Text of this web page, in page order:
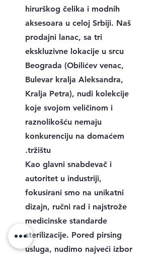
hirurškog čelika i modnih
aksesoara u celoj Srbiji. Naš
prodajni lanac, sa tri
ekskluzivne lokacije u srcu
Beograda (Obilićev venac,
Bulevar kralja Aleksandra,
Kralja Petra), nudi kolekcije
koje svojom veličinom i
raznolikošću nemaju
konkurenciju na domaćem
tržištu.
Kao glavni snabdevač i
autoritet u industriji,
fokusirani smo na unikatni
dizajn, ručni rad i najstrože
medicinske standarde
sterilizacije. Pored pirsing
usluga, nudimo najveći izbor